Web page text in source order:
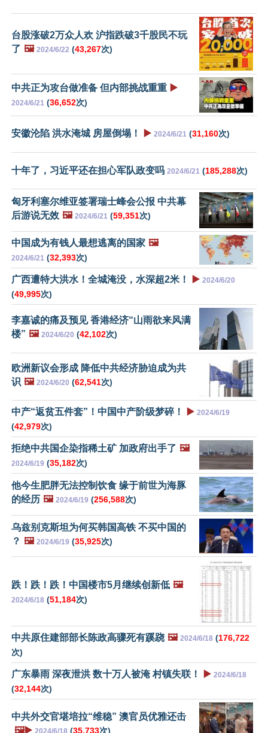
台股涨破2万众人欢 沪指跌破3千股民不玩
了 🖼️ 2024/6/22 (43,267次)
中共正为攻台做准备 但内部挑战重重 ▶️
2024/6/21 (36,652次)
安徽沦陷 洪水淹城 房屋倒塌！ ▶️ 2024/6/21 (31,160次)
十年了，习近平还在担心军队政变吗 2024/6/21 (185,288次)
匈牙利塞尔维亚签署瑞士峰会公报 中共幕
后游说无效 🖼️ 2024/6/21 (59,351次)
中国成为有钱人最想逃离的国家 🖼️
2024/6/21 (32,393次)
广西遭特大洪水！全城淹没，水深超2米！ ▶️ 2024/6/20
(49,995次)
李嘉诚的痛及预见 香港经济“山雨欲来风满
楼” 🖼️ 2024/6/20 (42,102次)
欧洲新议会形成 降低中共经济胁迫成为共
识 🖼️ 2024/6/20 (62,541次)
中产“返贫五件套”！中国中产阶级梦碎！ ▶️ 2024/6/19
(42,979次)
拒绝中共国企染指稀土矿 加政府出手了 🖼️
2024/6/19 (35,182次)
他今生肥胖无法控制饮食 缘于前世为海豚
的经历 🖼️ 2024/6/19 (256,588次)
乌兹别克斯坦为何买韩国高铁 不买中国的
？ 🖼️ 2024/6/19 (35,925次)
跌！跌！跌！中国楼市5月继续创新低 🖼️
2024/6/18 (51,184次)
中共原住建部部长陈政高骤死有蹊跷 🖼️ 2024/6/18 (176,722
次)
广东暴雨 深夜泄洪 数十万人被淹 村镇失联！ ▶️ 2024/6/18
(32,144次)
中共外交官堪培拉“维稳” 澳官员优雅还击
🖼️▶️ 2024/6/18 (35,733次)